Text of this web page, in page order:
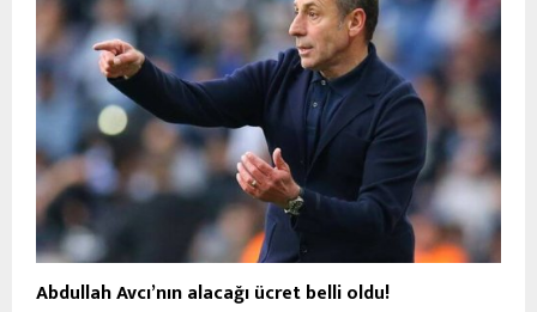
Abdullah Avcı’nın alacağı ücret belli oldu!